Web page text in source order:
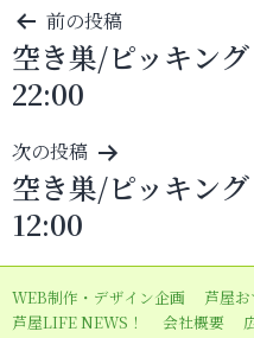
投
稿
ナ
ビ
ゲ
ー
シ
ョ
ン
前の投稿
空き巣/ピッキン
22:00
次の投稿
空き巣/ピッキン
12:00
WEB制作・デザイン企画 芦屋
芦屋LIFE NEWS！
会社概要